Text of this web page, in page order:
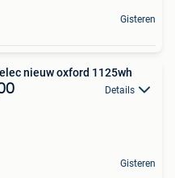
Gisteren
nieuw oxford 1125wh
Details
Gisteren